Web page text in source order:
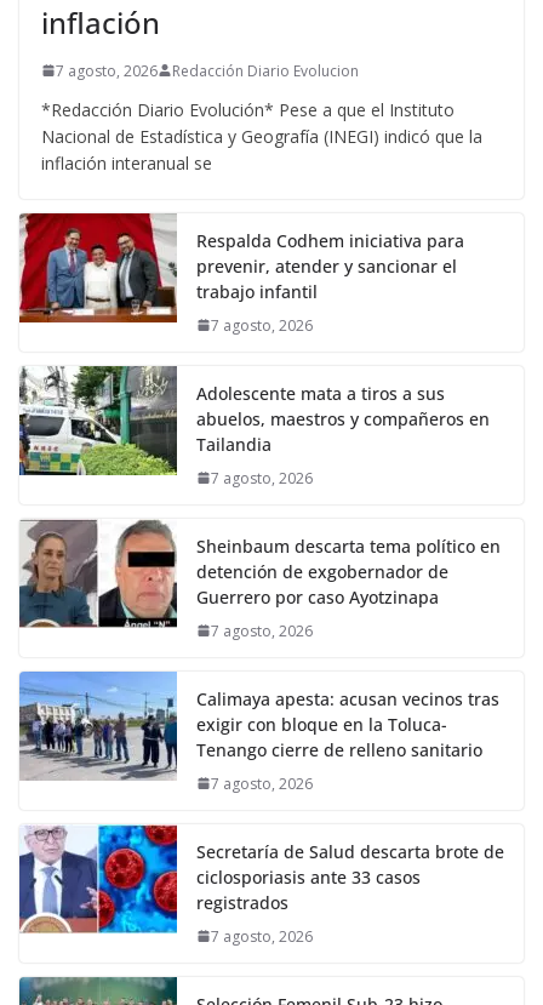
inflación
7 agosto, 2026 Redacción Diario Evolucion
*Redacción Diario Evolución* Pese a que el Instituto
Nacional de Estadística y Geografía (INEGI) indicó que la
inflación interanual se
Respalda Codhem iniciativa para
prevenir, atender y sancionar el
trabajo infantil
7 agosto, 2026
Adolescente mata a tiros a sus
abuelos, maestros y compañeros en
Tailandia
7 agosto, 2026
Sheinbaum descarta tema político en
detención de exgobernador de
Guerrero por caso Ayotzinapa
7 agosto, 2026
Calimaya apesta: acusan vecinos tras
exigir con bloque en la Toluca-
Tenango cierre de relleno sanitario
7 agosto, 2026
Secretaría de Salud descarta brote de
ciclosporiasis ante 33 casos
registrados
7 agosto, 2026